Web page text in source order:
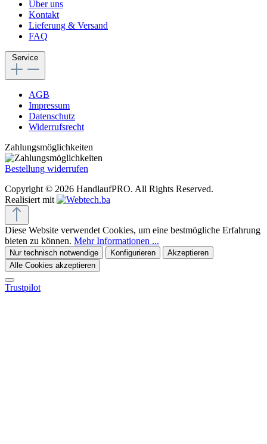
Über uns
Kontakt
Lieferung & Versand
FAQ
Service
AGB
Impressum
Datenschutz
Widerrufsrecht
Zahlungsmöglichkeiten
Bestellung widerrufen
Copyright © 2026 HandlaufPRO. All Rights Reserved.
Realisiert mit
Diese Website verwendet Cookies, um eine bestmögliche Erfahrung
bieten zu können. Mehr Informationen ...
Nur technisch notwendige Konfigurieren
Akzeptieren
Alle Cookies akzeptieren
Trustpilot